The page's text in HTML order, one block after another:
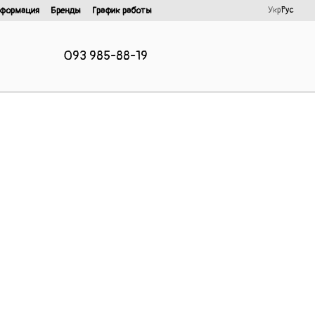
Бренды График работы УкрРус
093 985-88-19